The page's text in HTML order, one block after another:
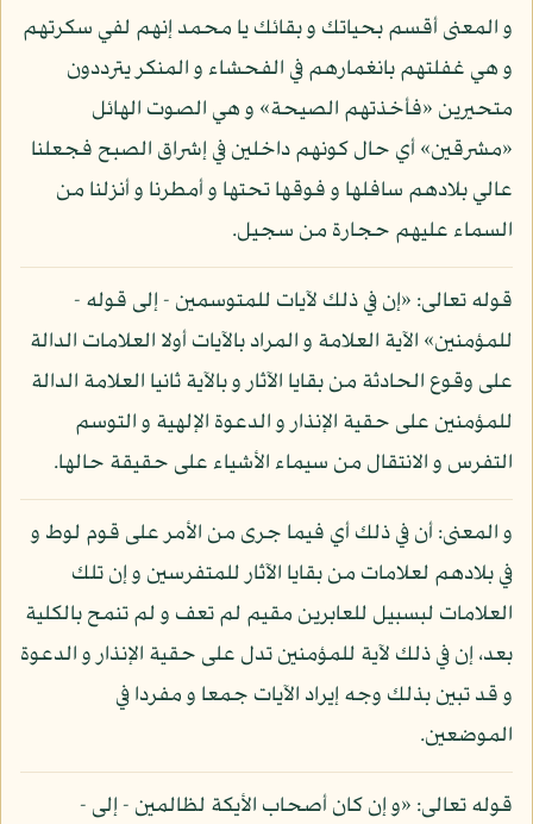
و المعنى أقسم بحياتك و بقائك يا محمد إنهم لفي سكرتهم
و هي غفلتهم بانغمارهم في الفحشاء و المنكر يترددون
متحيرين «فأخذتهم الصيحة» و هي الصوت الهائل
«مشرقين» أي حال كونهم داخلين في إشراق الصبح فجعلنا
عالي بلادهم سافلها و فوقها تحتها و أمطرنا و أنزلنا من
السماء عليهم حجارة من سجيل.
قوله تعالى: «إن في ذلك لآيات للمتوسمين - إلى قوله -
للمؤمنين» الآية العلامة و المراد بالآيات أولا العلامات الدالة
على وقوع الحادثة من بقايا الآثار و بالآية ثانيا العلامة الدالة
للمؤمنين على حقية الإنذار و الدعوة الإلهية و التوسم
التفرس و الانتقال من سيماء الأشياء على حقيقة حالها.
و المعنى: أن في ذلك أي فيما جرى من الأمر على قوم لوط و
في بلادهم لعلامات من بقايا الآثار للمتفرسين و إن تلك
العلامات لبسبيل للعابرين مقيم لم تعف و لم تنمح بالكلية
بعد، إن في ذلك لآية للمؤمنين تدل على حقية الإنذار و الدعوة
و قد تبين بذلك وجه إيراد الآيات جمعا و مفردا في
الموضعين.
قوله تعالى: «و إن كان أصحاب الأيكة لظالمين - إلى -